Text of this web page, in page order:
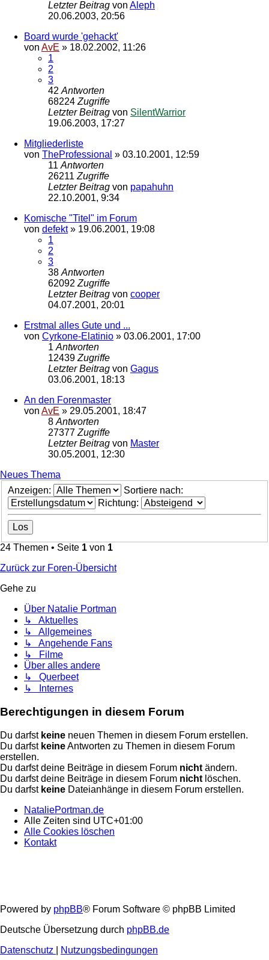
Letzter Beitrag von Aleph
20.06.2003, 20:56
Board wurde 'gehackt'
von AvE » 18.02.2002, 11:26
1
2
3
42 Antworten
68224 Zugriffe
Letzter Beitrag von SilentWarrior
19.06.2003, 17:27
Mitgliederliste
von TheProfessional » 03.10.2001, 12:59
11 Antworten
26211 Zugriffe
Letzter Beitrag von papahuhn
22.10.2001, 9:34
Komische "Titel" im Forum
von defekt» 19.06.2001, 19:08
1
2
3
38 Antworten
62092 Zugriffe
Letzter Beitrag von cooper
04.07.2001, 20:01
Erstmal alles Gute und ...
von Cyrkone-Elatinio » 03.06.2001, 17:00
1 Antworten
12439 Zugriffe
Letzter Beitrag von Gagus
03.06.2001, 18:13
An den Forenmaster
von AvE » 29.05.2001, 18:47
8 Antworten
27377 Zugriffe
Letzter Beitrag von Master
30.05.2001, 12:30
Neues Thema
Anzeigen:
Sortiere nach:
Richtung:
24 Themen • Seite 1 von 1
Zurück zur Foren-Übersicht
Gehe zu
Über Natalie Portman
↳ Aktuelles
↳ Allgemeines
↳ Angehende Fans
↳ Filme
Über alles andere
↳ Querbeet
↳ Internes
Berechtigungen in diesem Forum
Du darfst keine neuen Themen in diesem Forum erstellen.
Du darfst keineAntworten zu Themen in diesem Forum
erstellen.
Du darfst deine Beiträge in diesem Forum nicht ändern.
Du darfst deine Beiträge in diesem Forum nicht löschen.
Du darfst keine Dateianhänge in diesem Forum erstellen.
NataliePortman.de
Alle Zeiten sind UTC+01:00
Alle Cookies löschen
Kontakt
Powered by phpBB® Forum Software © phpBB Limited
Deutsche Übersetzung durch phpBB.de
Datenschutz
Nutzungsbedingungen